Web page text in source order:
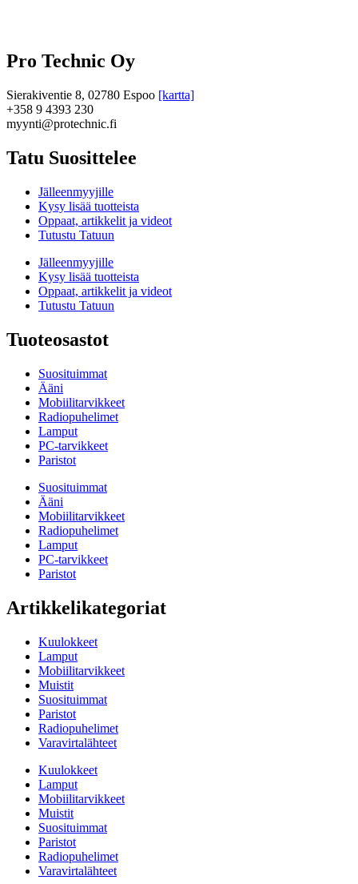
Pro Technic Oy
Sierakiventie 8, 02780 Espoo [kartta]
+358 9 4393 230
myynti@protechnic.fi
Tatu Suosittelee
Jälleenmyyjille
Kysy lisää tuotteista
Oppaat, artikkelit ja videot
Tutustu Tatuun
Jälleenmyyjille
Kysy lisää tuotteista
Oppaat, artikkelit ja videot
Tutustu Tatuun
Tuoteosastot
Suosituimmat
Ääni
Mobiilitarvikkeet
Radiopuhelimet
Lamput
PC-tarvikkeet
Paristot
Suosituimmat
Ääni
Mobiilitarvikkeet
Radiopuhelimet
Lamput
PC-tarvikkeet
Paristot
Artikkelikategoriat
Kuulokkeet
Lamput
Mobiilitarvikkeet
Muistit
Suosituimmat
Paristot
Radiopuhelimet
Varavirtalähteet
Kuulokkeet
Lamput
Mobiilitarvikkeet
Muistit
Suosituimmat
Paristot
Radiopuhelimet
Varavirtalähteet